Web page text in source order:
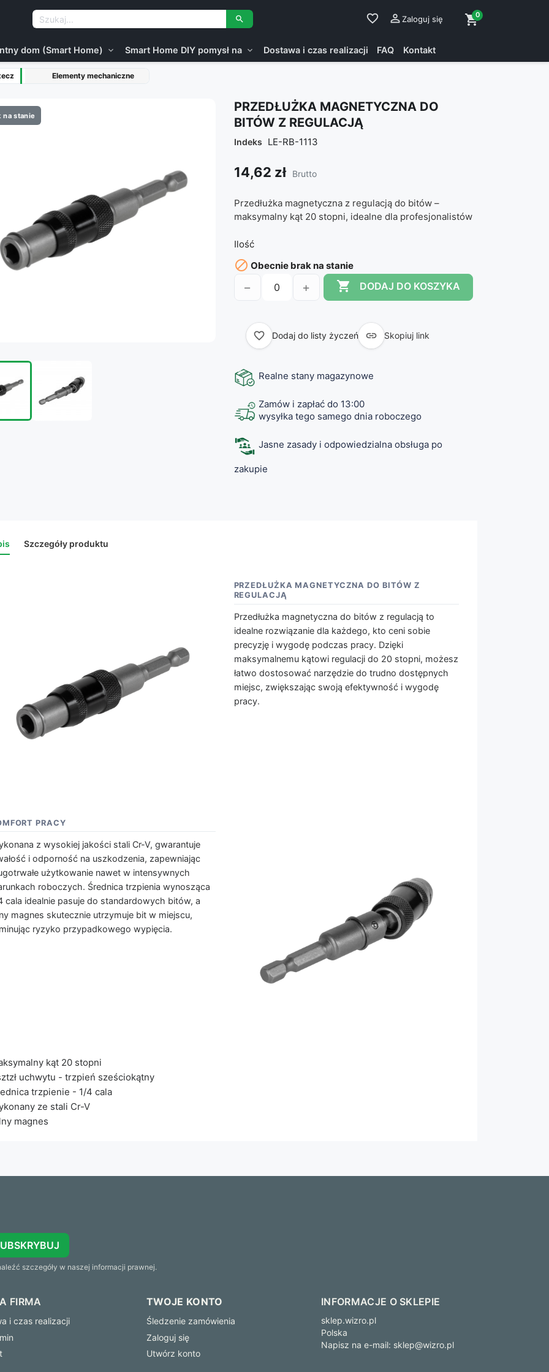
 favorite_border Zaloguj się shopping_cart
0
dom (Smart Home) expand_more Smart Home DIY pomysł na expand_more Dostawa i czas realizacji FAQ Kontakt
Elementy mechaniczne
na stanie
PRZEDŁUŻKA MAGNETYCZNA DO
BITÓW Z REGULACJĄ
Indeks LE-RB-1113
14,62 zł Brutto
Przedłużka magnetyczna z regulacją do bitów –
maksymalny kąt 20 stopni, idealne dla profesjonalistów
Ilość
 Obecnie brak na stanie
− +  DODAJ DO KOSZYKA
favorite_border Dodaj do listy życzeń  Skopiuj link
Realne stany magazynowe
Zamów i zapłać do 13:00
wysyłka tego samego dnia roboczego
Jasne zasady i odpowiedzialna obsługa po
zakupie
Szczegóły produktu
PRZEDŁUŻKA MAGNETYCZNA DO BITÓW Z
REGULACJĄ
Przedłużka magnetyczna do bitów z regulacją to
idealne rozwiązanie dla każdego, kto ceni sobie
precyzję i wygodę podczas pracy. Dzięki
maksymalnemu kątowi regulacji do 20 stopni, możesz
łatwo dostosować narzędzie do trudno dostępnych
miejsc, zwiększając swoją efektywność i wygodę
pracy.
PRACY
z wysokiej jakości stali Cr-V, gwarantuje
i odporność na uszkodzenia, zapewniając
użytkowanie nawet w intensywnych
roboczych. Średnica trzpienia wynosząca
cala idealnie pasuje do standardowych bitów, a
magnes skutecznie utrzymuje bit w miejscu,
ryzyko przypadkowego wypięcia.
kąt 20 stopni
uchwytu - trzpień sześciokątny
trzpienie - 1/4 cala
ze stali Cr-V
magnes
szczegóły w naszej informacji prawnej.
FIRMA
i czas realizacji
TWOJE KONTO
Śledzenie zamówienia
Zaloguj się
Utwórz konto
INFORMACJE O SKLEPIE
sklep.wizro.pl
Polska
Napisz na e-mail: sklep@wizro.pl